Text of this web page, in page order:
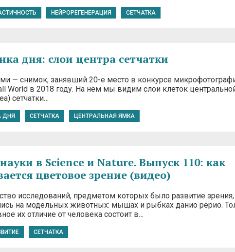
НЕЙРОРЕГЕНЕРАЦИЯ СЕТЧАТКА
дня: слои центра сетчатки
— снимок, занявший 20-е место в конкурсе
World в 2018 году. На нём мы видим слои клеток
сетчатки…
ДНЯ СЕТЧАТКА ЦЕНТРАЛЬНАЯ ЯМКА
в Science и Nature. Выпуск 110: как
цветовое зрение (видео)
исследований, предметом которых было развитие зрения,
на модельных животных: мышах и рыбках данио рерио.
их отличие от человека состоит в…
СЕТЧАТКА